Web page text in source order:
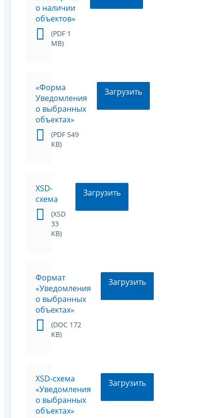
о наличии
объектов»
(PDF 1
MB)
«Форма
Уведомления
о выбранных
объектах»
(PDF 549
KB)
Загрузить
XSD-
схема
(XSD
33
KB)
Загрузить
Формат
«Уведомления
о выбранных
объектах»
(DOC 172
KB)
Загрузить
XSD-схема
«Уведомления
о выбранных
объектах»
Загрузить